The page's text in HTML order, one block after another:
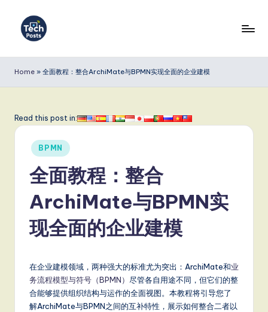
e
P
S
m
p
Home » 全面教程：整合ArchiMate与BPMN实现全面的企业建模
Read this post in:
Posted
in
BPMN
全面教程：整合
ArchiMate与BPMN实
现全面的企业建模
在企业建模领域，两种强大的标准尤为突出：ArchiMate和业
务流程模型与符号（BPMN） 尽管各自用途不同，但它们的整
合能够提供组织结构与运作的全面视图。本教程将引导您了
解ArchiMate与BPMN之间的互补特性，展示如何整合二者以